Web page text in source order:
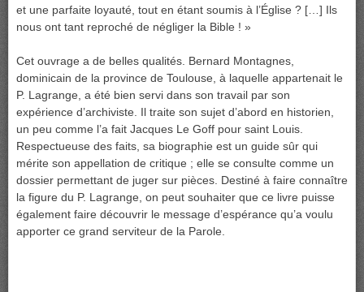
et une parfaite loyauté, tout en étant soumis à l’Église ? […] Ils
nous ont tant reproché de négliger la Bible ! »
Cet ouvrage a de belles qualités. Bernard Montagnes,
dominicain de la province de Toulouse, à laquelle appartenait le
P. Lagrange, a été bien servi dans son travail par son
expérience d’archiviste. Il traite son sujet d’abord en historien,
un peu comme l’a fait Jacques Le Goff pour saint Louis.
Respectueuse des faits, sa biographie est un guide sûr qui
mérite son appellation de critique ; elle se consulte comme un
dossier permettant de juger sur pièces. Destiné à faire connaître
la figure du P. Lagrange, on peut souhaiter que ce livre puisse
également faire découvrir le message d’espérance qu’a voulu
apporter ce grand serviteur de la Parole.